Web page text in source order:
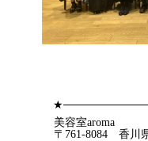
★
美容室aroma
〒 761-8084 香川